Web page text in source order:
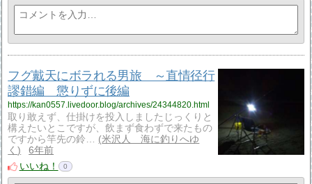
フグ戴天にボラれる男旅 ～直情径行
謬錯編 懲りずに後編
https://kan0557.livedoor.blog/archives/24344820.html
取り敢えず、仕掛けを投入しましたじっくりと
構えたいとこですが、飲まず食わずで来たもの
ですから竿先の鈴…
米沢人 海に釣りへゆ
く
6年前
いいね！
0